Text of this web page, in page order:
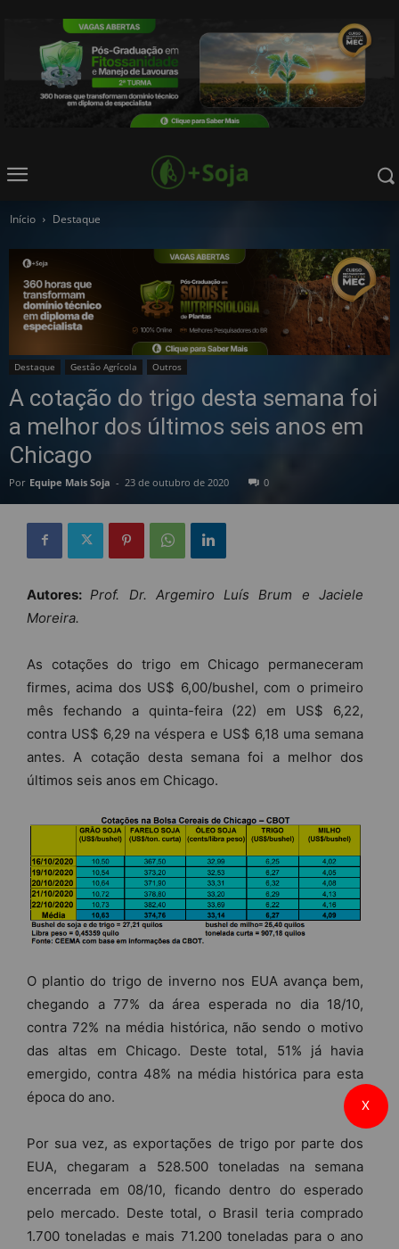
Início Destaque
Destaque Gestão Agrícola Outros
A cotação do trigo desta semana foi
a melhor dos últimos seis anos em
Chicago
Por Equipe Mais Soja - 23 de outubro de 2020 0
Autores: Prof. Dr. Argemiro Luís Brum e Jaciele
Moreira.
As cotações do trigo em Chicago permaneceram
firmes, acima dos US$ 6,00/bushel, com o primeiro
mês fechando a quinta-feira (22) em US$ 6,22,
contra US$ 6,29 na véspera e US$ 6,18 uma semana
antes. A cotação desta semana foi a melhor dos
últimos seis anos em Chicago.
O plantio do trigo de inverno nos EUA avança bem,
chegando a 77% da área esperada no dia 18/10,
contra 72% na média histórica, não sendo o motivo
das altas em Chicago. Deste total, 51% já havia
emergido, contra 48% na média histórica para esta
época do ano.
Por sua vez, as exportações de trigo por parte dos
EUA, chegaram a 528.500 toneladas na semana
encerrada em 08/10, ficando dentro do esperado
pelo mercado. Deste total, o Brasil teria comprado
1.700 toneladas e mais 71.200 toneladas para o ano
X